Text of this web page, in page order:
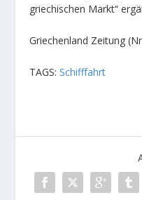
griechischen Markt“
Griechenland Zeitung
TAGS:Schifffahrt